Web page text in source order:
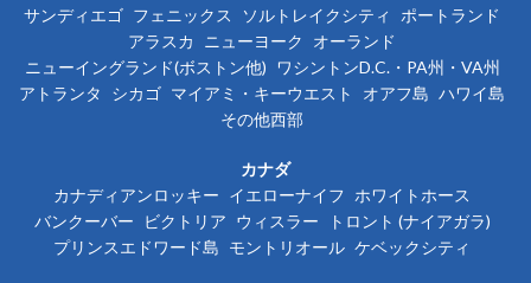
サンディエゴ フェニックス ソルトレイクシティ
ポートランド
アラスカ
ニューヨーク
オーランド
ニューイングランド(ボストン他)
ワシントンD.C.・PA州・VA州
アトランタ
シカゴ マイアミ・キーウエスト オアフ島 ハワイ島
その他西部
カナダ
カナディアンロッキー イエローナイフ ホワイトホース
バンクーバー
ビクトリア ウィスラー
トロント (ナイアガラ)
プリンスエドワード島 モントリオール ケベックシティ